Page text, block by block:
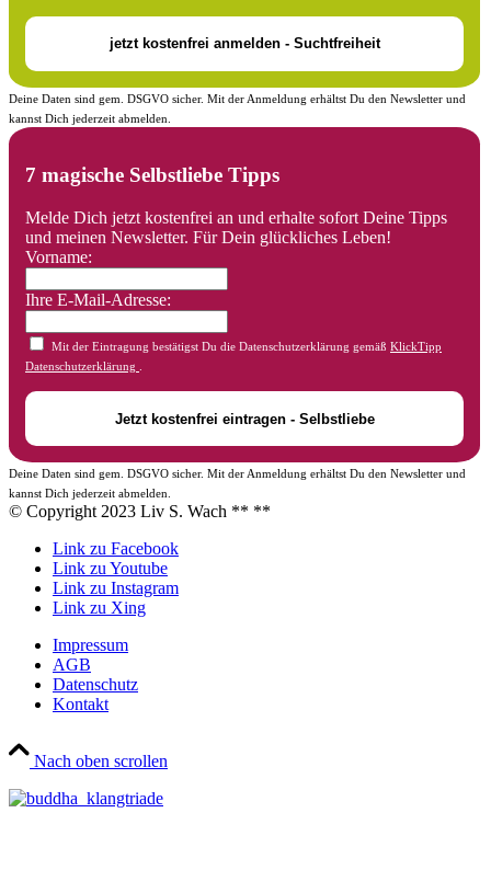
Deine Daten sind gem. DSGVO sicher. Mit der Anmeldung erhältst Du den Newsletter und
kannst Dich jederzeit abmelden.
7 magische Selbstliebe Tipps
Melde Dich jetzt kostenfrei an und erhalte sofort Deine Tipps
und meinen Newsletter. Für Dein glückliches Leben!
Vorname:
Ihre E-Mail-Adresse:
Mit der Eintragung bestätigst Du die Datenschutzerklärung gemäß KlickTipp
Datenschutzerklärung
Deine Daten sind gem. DSGVO sicher. Mit der Anmeldung erhältst Du den Newsletter und
kannst Dich jederzeit abmelden.
© Copyright 2023 Liv S. Wach ** **
Link zu Facebook
Link zu Youtube
Link zu Instagram
Link zu Xing
Impressum
AGB
Datenschutz
Kontakt
Nach oben scrollen